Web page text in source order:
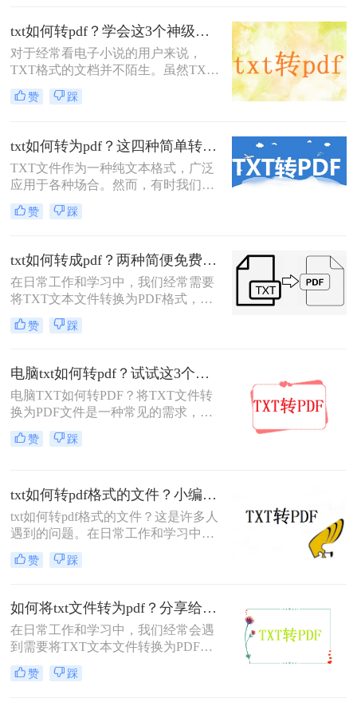
下pdf如何转换成txt？果然很快就找到
了方法，今天借这个机会我来和大家
分享一下我找到的方法。
txt如何转pdf？学会这3个神级方法，办公效率瞬间翻倍！
对于经常看电子小说的用户来说，
TXT格式的文档并不陌生。虽然TXT
文档只包含纯文本，不能插入图片和
表格，但它仍然是一个非常重要的文
器工具不支持TXT格式，而需要将
TXT转换为PDF格式。那么，txt如何
转pdf？接下来推荐二个可以尝试的方
法。
赞 踩
txt如何转为pdf？这四种简单转换方法看一看！
TXT文件作为一种纯文本格式，广泛
应用于各种场合。然而，有时我们可
能需要将TXT文件转换为PDF格式，
以便更好地保留文件的格式和排版，
何转为pdf呢？本文将为您介绍四种将
TXT转为PDF的实用方法。
赞 踩
txt如何转成pdf？两种简便免费方法分享！
在日常工作和学习中，我们经常需要
将TXT文本文件转换为PDF格式，以
便更好地保留文件的内容和格式，或
者为了满足特定的分享和打印需求。
阅读和编辑，但在某些情况下，我们
可能更倾向于使用PDF格式，因为它
能在不同平台和设备上保持一致的显
示效果。那么txt如何转成pdf呢？本文
将介绍几种简单高效的TXT转PDF的
方法，帮助您轻松完成转换。
赞 踩
电脑txt如何转pdf？试试这3个方法！
电脑TXT如何转PDF？将TXT文件转
换为PDF文件是一种常见的需求，尤
其在处理电子文档时。虽然TXT是一
种简单的文本文件格式，而PDF则是
将TXT文件转换为PDF文件方法。
赞 踩
txt如何转pdf格式的文件？小编给你分享这几种简单的方法！
txt如何转pdf格式的文件？这是许多人
遇到的问题。在日常工作和学习中，
我们常常需要将文本文件保存为pdf格
式，以方便传阅和打印。本文将为您
决这个问题。
赞 踩
如何将txt文件转为pdf？分享给大家三个方法！
在日常工作和学习中，我们经常会遇
到需要将TXT文本文件转换为PDF格
式的情况。PDF格式不仅易于分享和
阅读，而且具有更好的格式稳定性和
赞 踩